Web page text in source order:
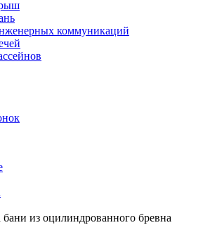
коммуникаций
из оцилиндрованного бревна